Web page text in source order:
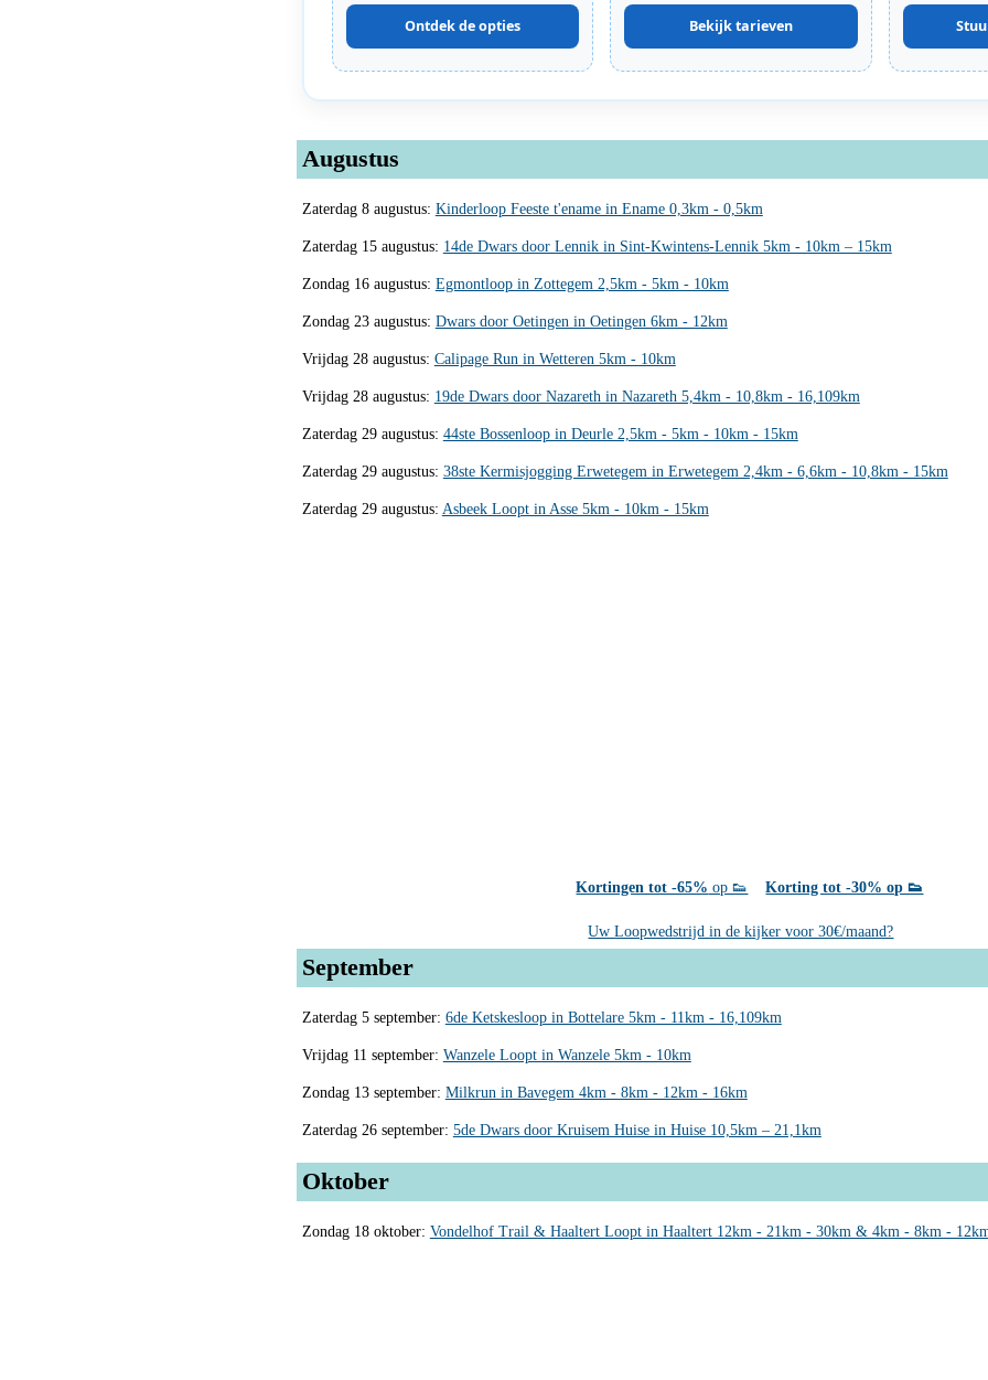
Ontdek de opties Bekijk tarieven
Augustus
Zaterdag 8 augustus: Kinderloop Feeste t'ename in Ename 0,3km - 0,5km
Zaterdag 15 augustus: 14de Dwars door Lennik in Sint-Kwintens-Lennik 5km - 10km – 15km
Zondag 16 augustus: Egmontloop in Zottegem 2,5km - 5km - 10km
Zondag 23 augustus: Dwars door Oetingen in Oetingen 6km - 12km
Vrijdag 28 augustus: Calipage Run in Wetteren 5km - 10km
Vrijdag 28 augustus: 19de Dwars door Nazareth in Nazareth 5,4km - 10,8km - 16,109km
Zaterdag 29 augustus: 44ste Bossenloop in Deurle 2,5km - 5km - 10km - 15km
Zaterdag 29 augustus: 38ste Kermisjogging Erwetegem in Erwetegem 2,4km - 6,6km - 10,8km - 15km
Zaterdag 29 augustus: Asbeek Loopt in Asse 5km - 10km - 15km
Kortingen tot -65% op 👟 Korting tot -30% op 👟
Uw Loopwedstrijd in de kijker voor 30€/maand?
September
Zaterdag 5 september: 6de Ketskesloop in Bottelare 5km - 11km - 16,109km
Vrijdag 11 september: Wanzele Loopt in Wanzele 5km - 10km
Zondag 13 september: Milkrun in Bavegem 4km - 8km - 12km - 16km
Zaterdag 26 september: 5de Dwars door Kruisem Huise in Huise 10,5km – 21,1km
Oktober
Zondag 18 oktober: Vondelhof Trail & Haaltert Loopt in Haaltert 12km - 21km - 30km & 4km - 8km -